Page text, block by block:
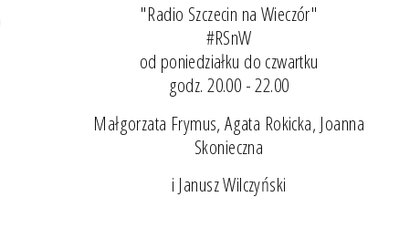
"Radio Szczecin na Wieczór"
#RSnW
od poniedziałku do czwartku
godz. 20.00 - 22.00
Małgorzata Frymus, Agata Rokicka, Joanna
Skonieczna
i Janusz Wilczyński